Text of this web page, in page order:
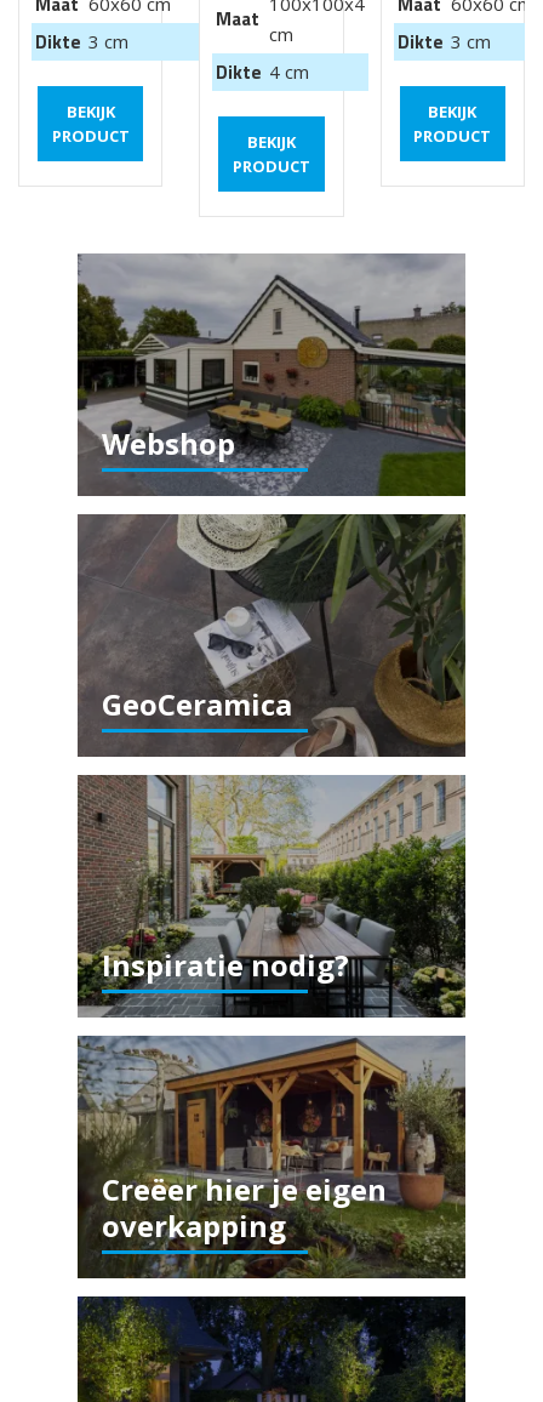
Dikte 3 cm
BEKIJK
PRODUCT
Maat
cm
Dikte 4 cm
BEKIJK
PRODUCT
Dikte 3 cm
BEKIJK
PRODUCT
Webshop
GeoCeramica
Inspiratie nodig?
Creëer hier je eigen
overkapping